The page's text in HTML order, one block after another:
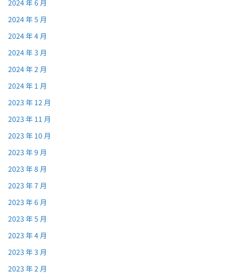
2024 年 6 月
2024 年 5 月
2024 年 4 月
2024 年 3 月
2024 年 2 月
2024 年 1 月
2023 年 12 月
2023 年 11 月
2023 年 10 月
2023 年 9 月
2023 年 8 月
2023 年 7 月
2023 年 6 月
2023 年 5 月
2023 年 4 月
2023 年 3 月
2023 年 2 月